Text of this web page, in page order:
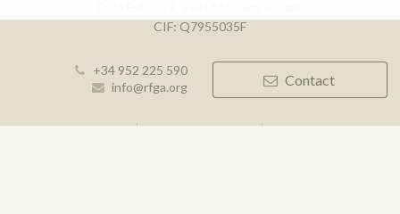
CIF: Q7955035F
+34 952 225 590
info@rfga.org
Contact